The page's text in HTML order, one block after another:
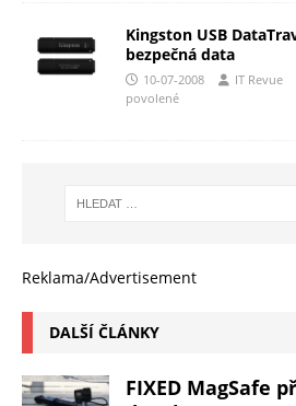
Kingston USB
bezpečná data
10-07-2008 IT Revue
povolené
Reklama/Advertisement
DALŠÍ ČLÁNKY
FIXED MagSafe